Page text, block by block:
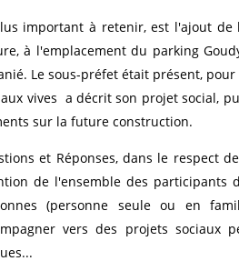
important à retenir, est l'ajout de
à l'emplacement du parking
Le sous-préfet était présent,
vives a décrit son projet social,
sur la future construction.
et Réponses, dans le respect
de l'ensemble des participants
(personne seule ou en
vers des projets sociaux